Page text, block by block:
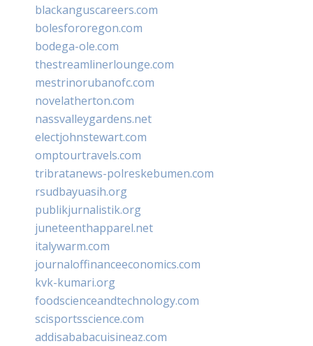
blackanguscareers.com
bolesfororegon.com
bodega-ole.com
thestreamlinerlounge.com
mestrinorubanofc.com
novelatherton.com
nassvalleygardens.net
electjohnstewart.com
omptourtravels.com
tribratanews-polreskebumen.com
rsudbayuasih.org
publikjurnalistik.org
juneteenthapparel.net
italywarm.com
journaloffinanceeconomics.com
kvk-kumari.org
foodscienceandtechnology.com
scisportsscience.com
addisababacuisineaz.com